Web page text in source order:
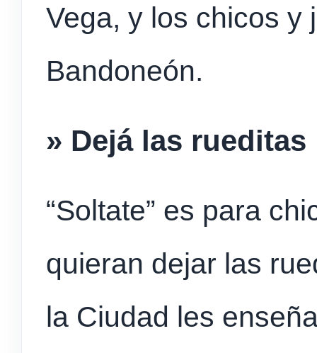
Vega, y los chicos y
Bandoneón.
» Dejá las rueditas
“Soltate” es para
quieran dejar las
la Ciudad les